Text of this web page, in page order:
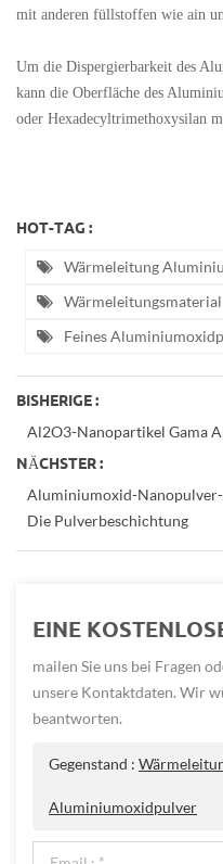
mit anderen füllstoffen wie ain
Um die Dispergierbarkeit des
kann die Oberfläche des
oder Hexadecyltrimethoxysilan
HOT-TAG :
Wärmeleitung
Feines
BISHERIGE :
Al2O3-Nanopartikel Gama
NÄCHSTER :
Aluminiumoxid-
Die Pulverbeschichtung
EINE
mailen Sie uns bei Fragen
unsere Kontaktdaten. Wir
beantworten.
Gegenstand :
Aluminiumoxidpulver